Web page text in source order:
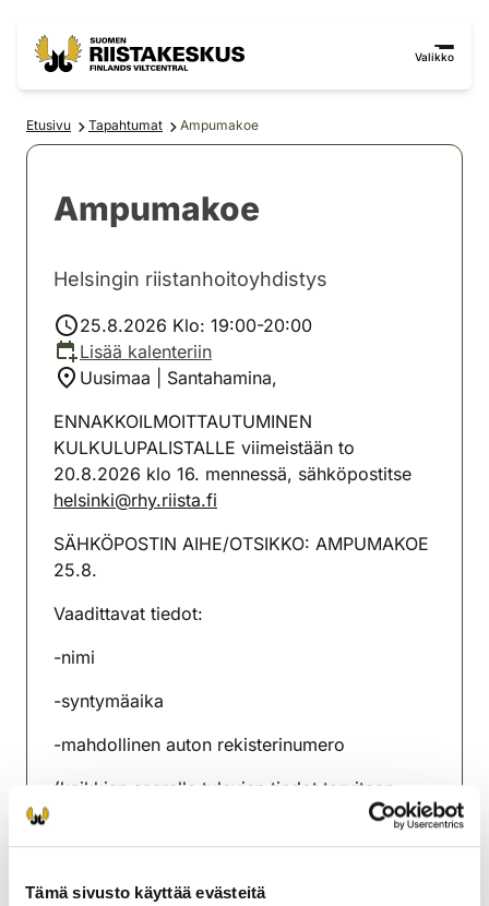
Tämä sivusto käyttää evästeitä
Valikko
Etusivu Tapahtumat Ampumakoe
Ampumakoe
Helsingin riistanhoitoyhdistys
25.8.2026 Klo: 19:00-20:00
Lisää kalenteriin
Uusimaa | Santahamina,
ENNAKKOILMOITTAUTUMINEN
KULKULUPALISTALLE viimeistään to
20.8.2026 klo 16. mennessä, sähköpostitse
helsinki@rhy.riista.fi
SÄHKÖPOSTIN AIHE/OTSIKKO: AMPUMAKOE
25.8.
Vaadittavat tiedot:
-nimi
-syntymäaika
-mahdollinen auton rekisterinumero
(kaikkien saarelle tulevien tiedot tarvitaan,
vaikkei ampuisi koetta). Ilmoittautuminen on